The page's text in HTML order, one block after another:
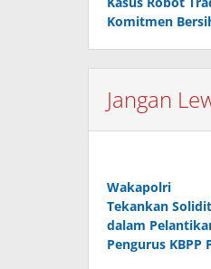
pos
Komitmen
Jangan
Wakapolri
Tekankan
dalam
Pengurus KBPP